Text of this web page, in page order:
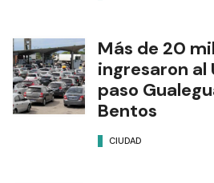
Más de 20
ingresaron al
paso
Bentos
CIUDAD